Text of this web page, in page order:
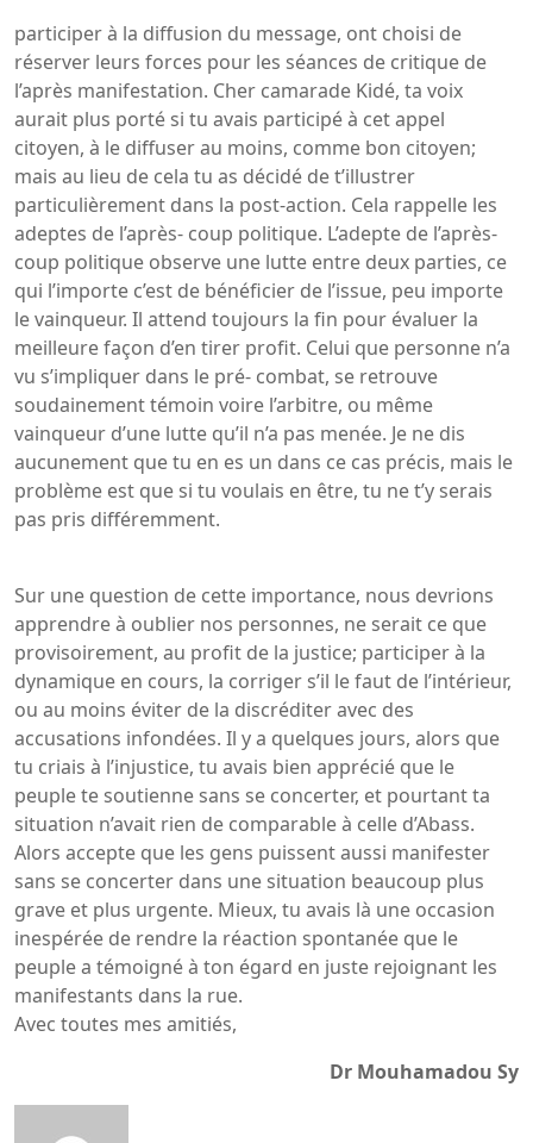
participer à la diffusion du message, ont choisi de
réserver leurs forces pour les séances de critique de
l’après manifestation. Cher camarade Kidé, ta voix
aurait plus porté si tu avais participé à cet appel
citoyen, à le diffuser au moins, comme bon citoyen;
mais au lieu de cela tu as décidé de t’illustrer
particulièrement dans la post-action. Cela rappelle les
adeptes de l’après- coup politique. L’adepte de l’après-
coup politique observe une lutte entre deux parties, ce
qui l’importe c’est de bénéficier de l’issue, peu importe
le vainqueur. Il attend toujours la fin pour évaluer la
meilleure façon d’en tirer profit. Celui que personne n’a
vu s’impliquer dans le pré- combat, se retrouve
soudainement témoin voire l’arbitre, ou même
vainqueur d’une lutte qu’il n’a pas menée. Je ne dis
aucunement que tu en es un dans ce cas précis, mais le
problème est que si tu voulais en être, tu ne t’y serais
pas pris différemment.
Sur une question de cette importance, nous devrions
apprendre à oublier nos personnes, ne serait ce que
provisoirement, au profit de la justice; participer à la
dynamique en cours, la corriger s’il le faut de l’intérieur,
ou au moins éviter de la discréditer avec des
accusations infondées. Il y a quelques jours, alors que
tu criais à l’injustice, tu avais bien apprécié que le
peuple te soutienne sans se concerter, et pourtant ta
situation n’avait rien de comparable à celle d’Abass.
Alors accepte que les gens puissent aussi manifester
sans se concerter dans une situation beaucoup plus
grave et plus urgente. Mieux, tu avais là une occasion
inespérée de rendre la réaction spontanée que le
peuple a témoigné à ton égard en juste rejoignant les
manifestants dans la rue.
Avec toutes mes amitiés,
Dr Mouhamadou Sy